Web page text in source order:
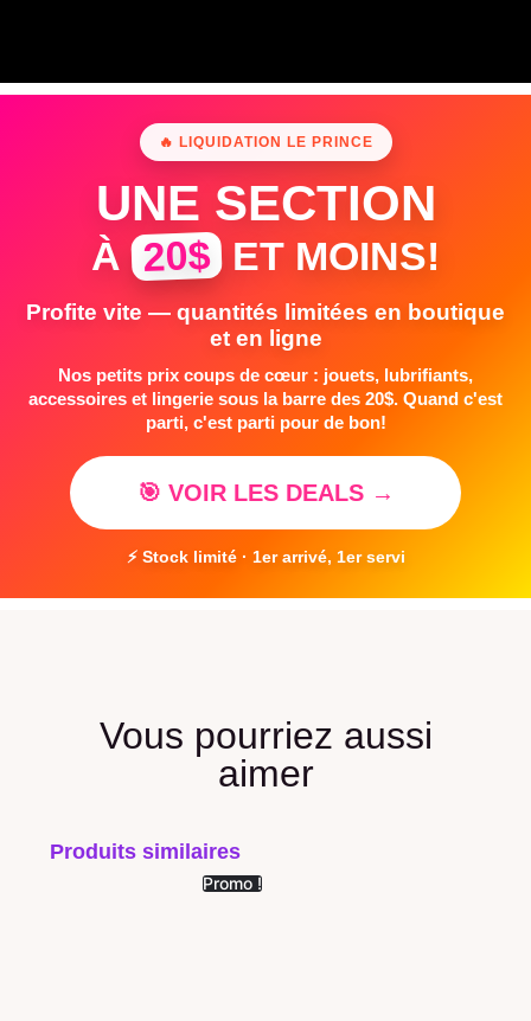
🔥 LIQUIDATION LE PRINCE
UNE SECTION
À 20$ ET MOINS!
Profite vite — quantités limitées en boutique
et en ligne
Nos petits prix coups de cœur : jouets, lubrifiants,
accessoires et lingerie sous la barre des 20$. Quand c'est
parti, c'est parti pour de bon!
🎯 VOIR LES DEALS →
⚡ Stock limité · 1er arrivé, 1er servi
Vous pourriez aussi
aimer
Produits similaires
Promo !